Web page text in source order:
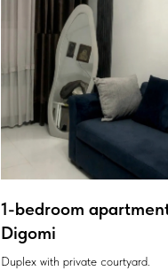
1-bedroom
Digomi
Duplex with private courtyard.